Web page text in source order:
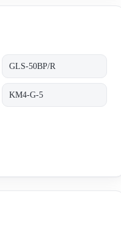
GLS-50BP/R
KM4-G-5